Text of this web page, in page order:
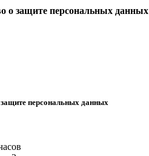
о защите персональных данных
защите персональных данных